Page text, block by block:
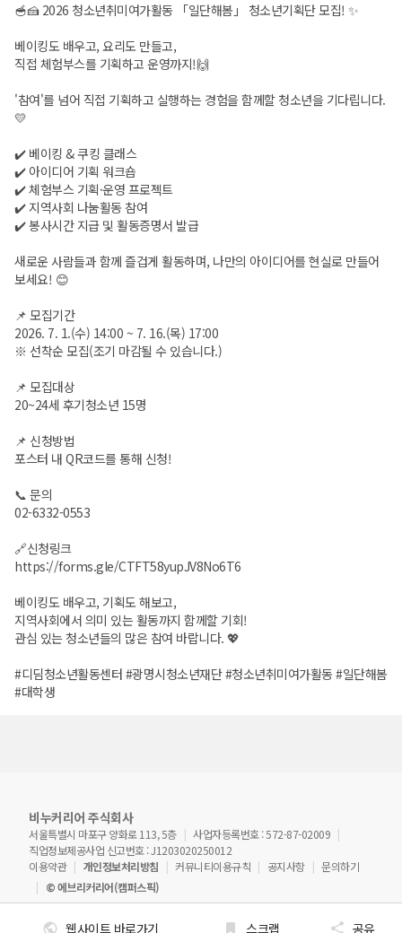
🥣🍰 2026 청소년취미여가활동 「일단해봄」 청소년기획단 모집! ✨
베이킹도 배우고, 요리도 만들고,
직접 체험부스를 기획하고 운영까지!🙌
'참여'를 넘어 직접 기획하고 실행하는 경험을 함께할 청소년을 기다립니다.
💛
✔️ 베이킹 & 쿠킹 클래스
✔️ 아이디어 기획 워크숍
✔️ 체험부스 기획·운영 프로젝트
✔️ 지역사회 나눔활동 참여
✔️ 봉사시간 지급 및 활동증명서 발급
새로운 사람들과 함께 즐겁게 활동하며, 나만의 아이디어를 현실로 만들어
보세요! 😊
📌 모집기간
2026. 7. 1.(수) 14:00 ~ 7. 16.(목) 17:00
※ 선착순 모집(조기 마감될 수 있습니다.)
📌 모집대상
20~24세 후기청소년 15명
📌 신청방법
포스터 내 QR코드를 통해 신청!
📞 문의
02-6332-0553
🔗신청링크
https://forms.gle/CTFT58yupJV8No6T6
베이킹도 배우고, 기획도 해보고,
지역사회에서 의미 있는 활동까지 함께할 기회!
관심 있는 청소년들의 많은 참여 바랍니다. 💖
#디딤청소년활동센터 #광명시청소년재단 #청소년취미여가활동 #일단해봄
#대학생
웹사이트 바로가기 스크랩 공유
비누커리어 주식회사
서울특별시 마포구 양화로 113, 5층
사업자등록번호 : 572-87-02009
직업정보제공사업 신고번호 : J1203020250012
이용약관
개인정보처리방침 커뮤니티이용규칙 공지사항
문의하기
© 에브리커리어(캠퍼스픽)